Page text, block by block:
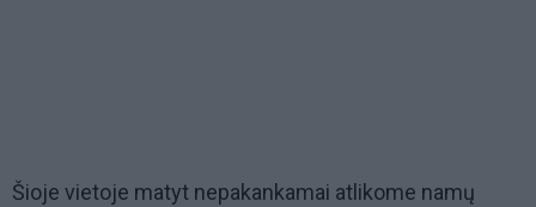
Šioje vietoje matyt nepakankamai atlikome namų